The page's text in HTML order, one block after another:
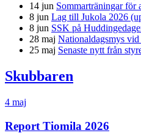
14 jun Sommarträningar för
8 jun Lag till Jukola 2026
8 jun SSK på
28 maj Nationaldagsmys
25 maj Senaste nytt från
Skubbaren
4 maj
Report Tiomila 2026